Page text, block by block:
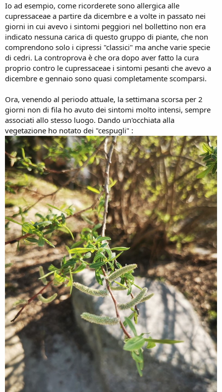
Io ad esempio, come ricorderete sono allergica alle
cupressaceae a partire da dicembre e a volte in passato nei
giorni in cui avevo i sintomi peggiori nel bollettino non era
indicato nessuna carica di questo gruppo di piante, che non
comprendono solo i cipressi "classici" ma anche varie specie
di cedri. La controprova è che ora dopo aver fatto la cura
proprio contro le cupressaceae i sintomi pesanti che avevo a
dicembre e gennaio sono quasi completamente scomparsi.
Ora, venendo al periodo attuale, la settimana scorsa per 2
giorni non di fila ho avuto dei sintomi molto intensi, sempre
associati allo stesso luogo. Dando un'occhiata alla
vegetazione ho notato dei "cespugli" :